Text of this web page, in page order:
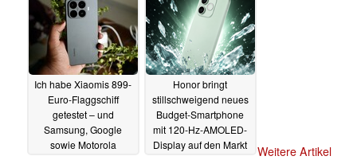
Ich habe Xiaomis 899-
Euro-Flaggschiff
getestet – und
Samsung, Google
sowie Motorola
Honor bringt
stillschweigend neues
Budget-Smartphone
mit 120-Hz-AMOLED-
Display auf den Markt
Weitere Artikel